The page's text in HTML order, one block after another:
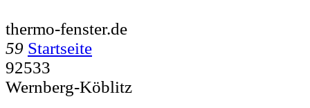
thermo-fenster.de
59 Startseite
92533
Wernberg-Köblitz